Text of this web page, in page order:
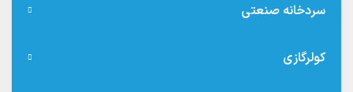
سردخانه صنعتی
کولرگازی